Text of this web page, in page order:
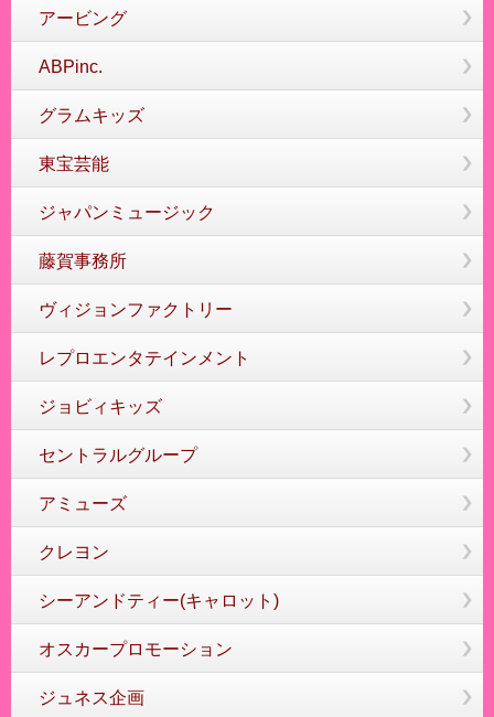
アービング
ABPinc.
グラムキッズ
東宝芸能
ジャパンミュージック
藤賀事務所
ヴィジョンファクトリー
レプロエンタテインメント
ジョビィキッズ
セントラルグループ
アミューズ
クレヨン
シーアンドティー(キャロット)
オスカープロモーション
ジュネス企画